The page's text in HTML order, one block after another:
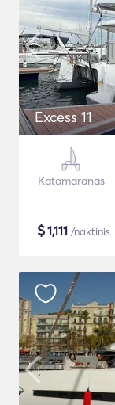
Excess 11
Katamaranas
$1,111 /naktinis